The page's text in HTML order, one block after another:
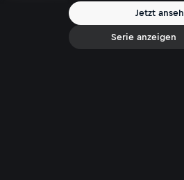
beiden Söhne Armin und Stefan den
Rebflächen in steilen
Jetzt
Serie anzeigen